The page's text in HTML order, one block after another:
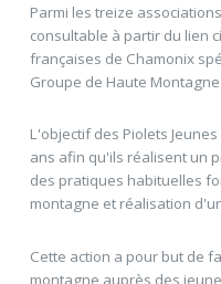
Parmi les treize
consultable à partir du lien
françaises de Chamonix
Groupe de Haute
L'objectif des Piolets
ans afin qu'ils réalisent un
des pratiques habituelles
montagne et réalisation
Cette action a pour but de
montagne auprès des